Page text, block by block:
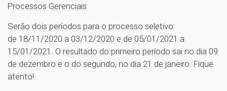
Processos Gerenciais
Serão dois períodos para o processo seletivo:
de 18/11/2020 a 03/12/2020 e de 05/01/2021 a
15/01/2021. O resultado do primeiro período sai no dia 09
de dezembro e o do segundo, no dia 21 de janeiro. Fique
atento!